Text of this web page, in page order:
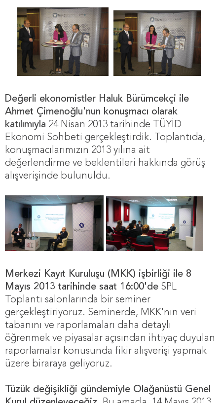
Değerli ekonomistler Haluk Bürümcekçi ile
Ahmet Çimenoğlu'nun konuşmacı olarak
katılımıyla 24 Nisan 2013 tarihinde TÜYİD
Ekonomi Sohbeti gerçekleştirdik. Toplantıda,
konuşmacılarımızın 2013 yılına ait
değerlendirme ve beklentileri hakkında görüş
alışverişinde bulunuldu.
Merkezi Kayıt Kuruluşu (MKK) işbirliği ile 8
Mayıs 2013 tarihinde saat 16:00'de SPL
Toplantı salonlarında bir seminer
gerçekleştiriyoruz. Seminerde, MKK'nın veri
tabanını ve raporlamaları daha detaylı
öğrenmek ve piyasalar açısından ihtiyaç duyulan
raporlamalar konusunda fikir alışverişi yapmak
üzere biraraya geliyoruz.
Tüzük değişikliği gündemiyle Olağanüstü Genel